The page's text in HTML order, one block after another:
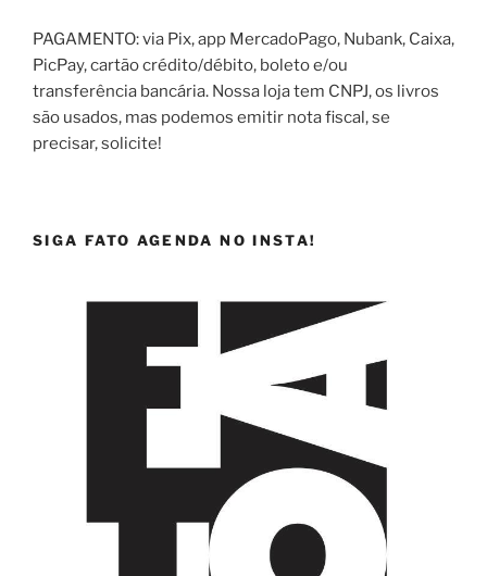
PAGAMENTO: via Pix, app MercadoPago, Nubank, Caixa,
PicPay, cartão crédito/débito, boleto e/ou
transferência bancária. Nossa loja tem CNPJ, os livros
são usados, mas podemos emitir nota fiscal, se
precisar, solicite!
SIGA FATO AGENDA NO INSTA!